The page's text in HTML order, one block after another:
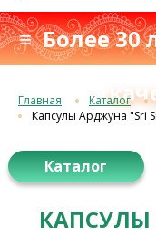
≡ Более 30
Главная Каталог
Капсулы Арджуна "Sri
Каталог
КАПСУЛЫ